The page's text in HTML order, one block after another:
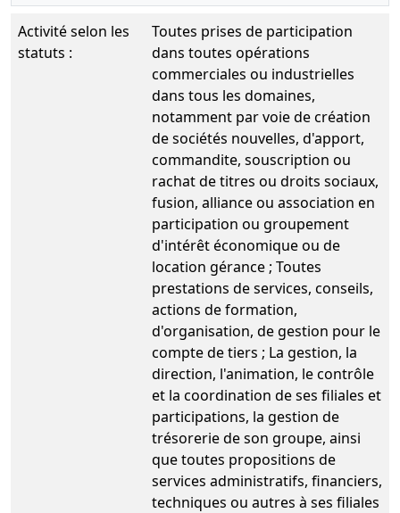
Activité selon les
statuts :
Toutes prises de participation
dans toutes opérations
commerciales ou industrielles
dans tous les domaines,
notamment par voie de création
de sociétés nouvelles, d'apport,
commandite, souscription ou
rachat de titres ou droits sociaux,
fusion, alliance ou association en
participation ou groupement
d'intérêt économique ou de
location gérance ; Toutes
prestations de services, conseils,
actions de formation,
d'organisation, de gestion pour le
compte de tiers ; La gestion, la
direction, l'animation, le contrôle
et la coordination de ses filiales et
participations, la gestion de
trésorerie de son groupe, ainsi
que toutes propositions de
services administratifs, financiers,
techniques ou autres à ses filiales